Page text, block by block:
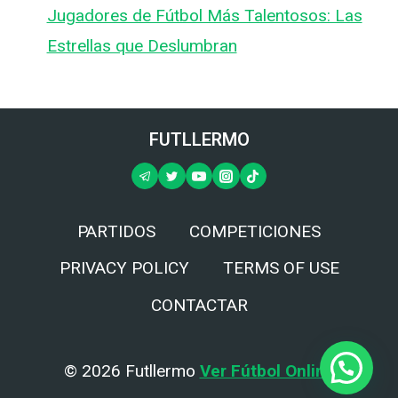
Jugadores de Fútbol Más Talentosos: Las
Estrellas que Deslumbran
FUTLLERMO
PARTIDOS
COMPETICIONES
PRIVACY POLICY
TERMS OF USE
CONTACTAR
© 2026 Futllermo Ver Fútbol Online